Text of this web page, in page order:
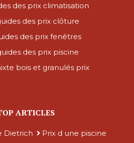
des prix climatisation
des prix clôture
des prix fenêtres
des prix piscine
bois et granulés prix
ARTICLES
Dietrich
Prix d une piscine